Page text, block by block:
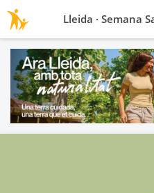
Lleida · Semana